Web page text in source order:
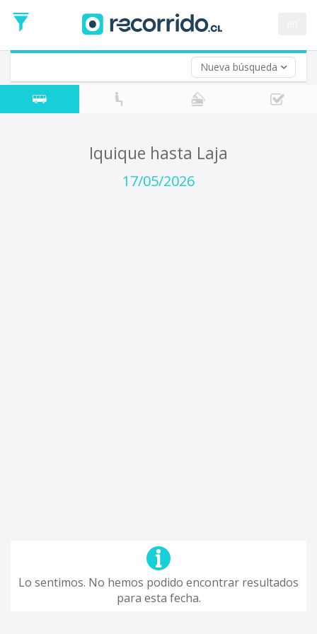
Nueva búsqueda
de
Ida
Vuelta (opcional)
Fecha
de
Iquique hasta Laja
17/05/2026
Lo sentimos. No hemos podido encontrar resultados
para esta fecha.